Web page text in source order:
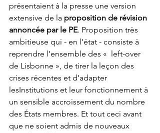
présentaient à la presse une version
extensive de la proposition de révision
annoncée par le PE. Proposition très
ambitieuse qui - en l’état - consiste à
reprendre l’ensemble des «  left-over
de Lisbonne », de tirer la leçon des
crises récentes et d’adapter
lesInstitutions et leur fonctionnement à
un sensible accroissement du nombre
des États membres. Et tout ceci avant
que ne soient admis de nouveaux